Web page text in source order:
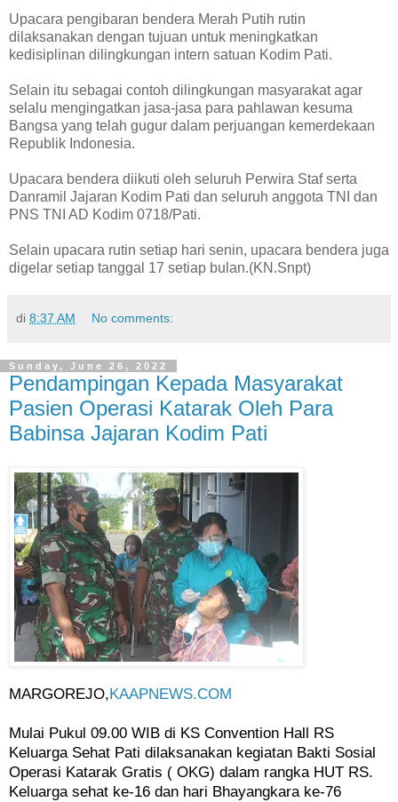
Upacara pengibaran bendera Merah Putih rutin
dilaksanakan dengan tujuan untuk meningkatkan
kedisiplinan dilingkungan intern satuan Kodim Pati.
Selain itu sebagai contoh dilingkungan masyarakat agar
selalu mengingatkan jasa-jasa para pahlawan kesuma
Bangsa yang telah gugur dalam perjuangan kemerdekaan
Republik Indonesia.
Upacara bendera diikuti oleh seluruh Perwira Staf serta
Danramil Jajaran Kodim Pati dan seluruh anggota TNI dan
PNS TNI AD Kodim 0718/Pati.
Selain upacara rutin setiap hari senin, upacara bendera juga
digelar setiap tanggal 17 setiap bulan.(KN.Snpt)
di 8:37 AM No comments:
Sunday, June 26, 2022
Pendampingan Kepada Masyarakat
Pasien Operasi Katarak Oleh Para
Babinsa Jajaran Kodim Pati
MARGOREJO, KAAPNEWS.COM
Mulai Pukul 09.00 WIB di KS Convention Hall RS
Keluarga Sehat Pati dilaksanakan kegiatan Bakti Sosial
Operasi Katarak Gratis ( OKG) dalam rangka HUT RS.
Keluarga sehat ke-16 dan hari Bhayangkara ke-76